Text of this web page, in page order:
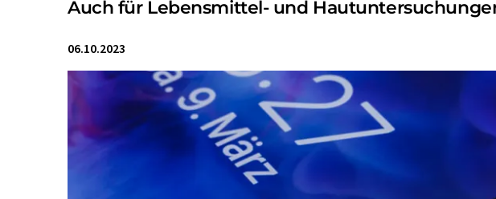
Auch für Lebensmittel- und
06.10.2023